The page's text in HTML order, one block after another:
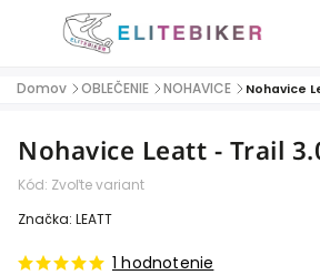
Domov / OBLEČENIE / NOHAVICE / Nohavice
Nohavice Leatt - Trail
Kód: Zvoľte variant
1 hodnotenie
Značka: LEATT